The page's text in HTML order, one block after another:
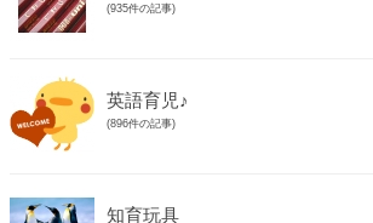
(935件の記事)
英語育児♪
(896件の記事)
知育玩具